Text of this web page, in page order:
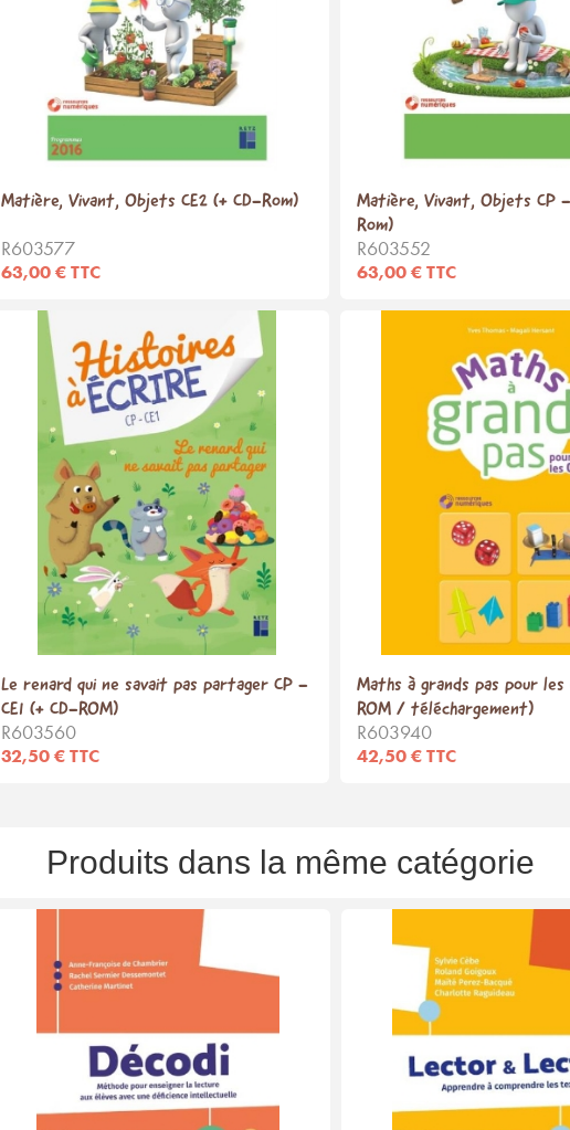
Matière, Vivant, Objets CE2 (+ CD-Rom)
R603577
63,00 € TTC
Matière, Vivant, Objets CP -
Rom)
R603552
63,00 € TTC
Le renard qui ne savait pas partager CP -
CE1 (+ CD-ROM)
R603560
32,50 € TTC
Maths à grands pas pour les
ROM / téléchargement)
R603940
42,50 € TTC
Produits dans la même catégorie